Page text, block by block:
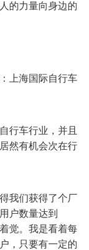
的力量向身边的
上海国际自行车
行车行业，并且
然有机会次在行
我们获得了个厂
户数量达到
觉。我是看着每
，只要有一定的